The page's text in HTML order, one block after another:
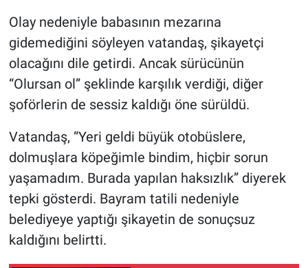
Olay nedeniyle babasının mezarına
gidemediğini söyleyen vatandaş, şikayetçi
olacağını dile getirdi. Ancak sürücünün
“Olursan ol” şeklinde karşılık verdiği, diğer
şoförlerin de sessiz kaldığı öne sürüldü.
Vatandaş, “Yeri geldi büyük otobüslere,
dolmuşlara köpeğimle bindim, hiçbir sorun
yaşamadım. Burada yapılan haksızlık” diyerek
tepki gösterdi. Bayram tatili nedeniyle
belediyeye yaptığı şikayetin de sonuçsuz
kaldığını belirtti.